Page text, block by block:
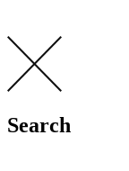
Search